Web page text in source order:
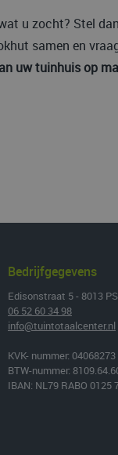
u zocht? Stel dan
samen en
uw tuinhuis op
Bedrijfgegevens
Edisonstraat 5 - 8013
06 52 60 34 98
info@tuintotaalcenter.nl
KVK- nummer: 04068273
BTW-nummer:
IBAN: NL79 RABO 0125